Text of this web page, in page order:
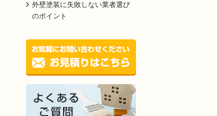
外壁塗装に失敗しない業者選び
のポイント